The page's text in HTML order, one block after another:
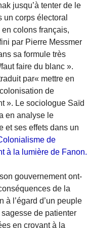
jusqu’à tenter de le
un corps électoral
colons français,
par Pierre Messmer
sa formule très
faut faire du blanc ».
par« mettre en
de
». Le sociologue Saïd
en analyse le
et ses effets dans un
de
à la lumière de Fanon.
gouvernement ont-
de la
à l’égard d’un peuple
de patienter
en croyant à la